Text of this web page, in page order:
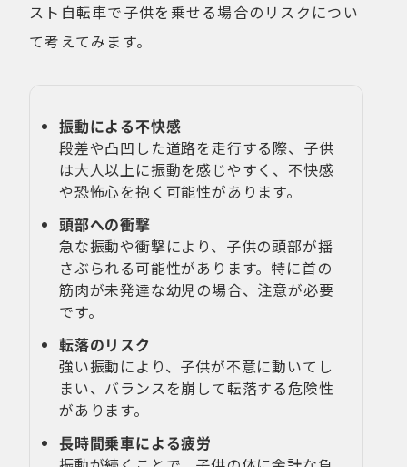
スト自転車で子供を乗せる場合のリスクについ
て考えてみます。
振動による不快感
段差や凸凹した道路を走行する際、子供
は大人以上に振動を感じやすく、不快感
や恐怖心を抱く可能性があります。
頭部への衝撃
急な振動や衝撃により、子供の頭部が揺
さぶられる可能性があります。特に首の
筋肉が未発達な幼児の場合、注意が必要
です。
転落のリスク
強い振動により、子供が不意に動いてし
まい、バランスを崩して転落する危険性
があります。
長時間乗車による疲労